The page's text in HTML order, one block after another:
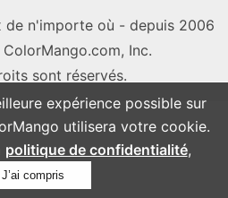
expérience possible sur
utilisera votre cookie.
politique de confidentialité,
J’ai compris
de n'importe où - depuis 2006
Inc.
sont réservés.